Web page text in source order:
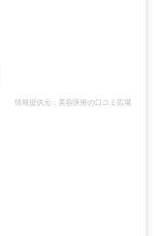
情報提供元：美容医療の口コミ広場